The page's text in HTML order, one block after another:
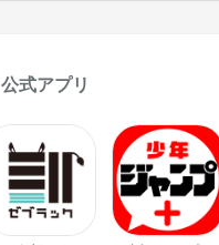
公式アプリ